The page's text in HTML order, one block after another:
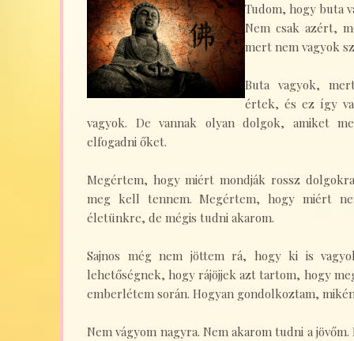
Tudom, hogy buta
Nem csak azért,
mert nem vagyok
Buta vagyok,
értek, és ez így
vagyok. De vannak olyan dolgok, amiket
elfogadni őket.
Megértem, hogy miért mondják rossz
meg kell tennem. Megértem, hogy miért
életünkre, de mégis tudni akarom.
Sajnos még nem jöttem rá, hogy ki is
lehetőségnek, hogy rájöjjek azt tartom, hogy
emberlétem során. Hogyan gondolkoztam,
Nem vágyom nagyra. Nem akarom tudni a